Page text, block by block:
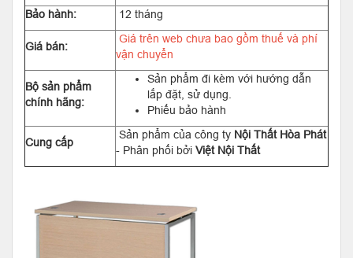
Bảo hành:
12 tháng
Giá bán:
Giá trên web chưa bao gồm thuế và phí
vận chuyển
Bộ sản phẩm
chính hãng:
Sản phẩm đi kèm với hướng dẫn
lắp đặt, sử dụng.
Phiếu bảo hành
Cung cấp
Sản phẩm của công ty Nội Thất Hòa Phát
- Phân phối bởi Việt Nội Thất